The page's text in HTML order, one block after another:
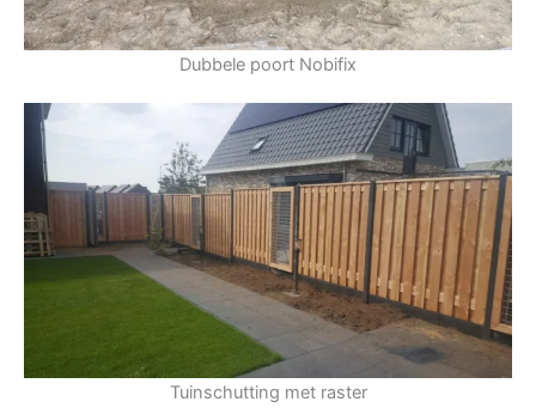
Dubbele poort Nobifix
Tuinschutting met raster